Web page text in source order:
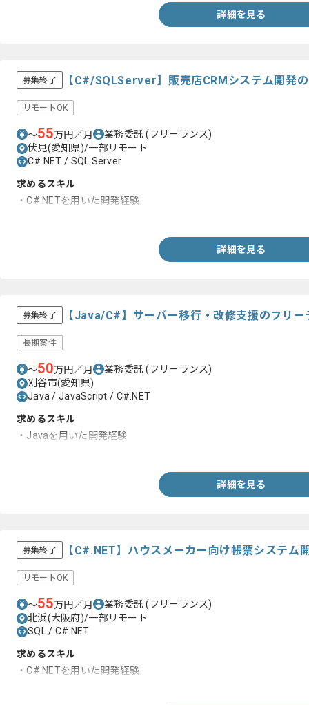
詳細を見る
募集終了 【C#/SQLServer】販売店CRMシステム開発
リモートOK
〜55万円／月 業務委託(フリーランス)
伏見(愛知県)/一部リモート
C#.NET / SQL Server
求めるスキル
・C#.NETを用いた開発経験
詳細を見る
募集終了 【Java/C#】サーバー移行・改修支援のフリ
長期案件
〜50万円／月 業務委託(フリーランス)
刈谷市(愛知県)
Java / JavaScript / C#.NET
求めるスキル
・Javaを用いた開発経験
詳細を見る
募集終了 【C#.NET】ハウスメーカー向け帳票システム
リモートOK
〜55万円／月 業務委託(フリーランス)
北浜(大阪府)/一部リモート
SQL / C#.NET
求めるスキル
・C#.NETを用いた開発経験